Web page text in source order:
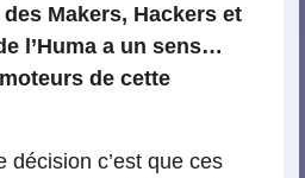
Makers, Hackers et
l’Huma a un sens…
de cette
décision c’est que ces